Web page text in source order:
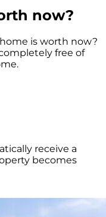
now?
is worth now?
free of
receive a
becomes